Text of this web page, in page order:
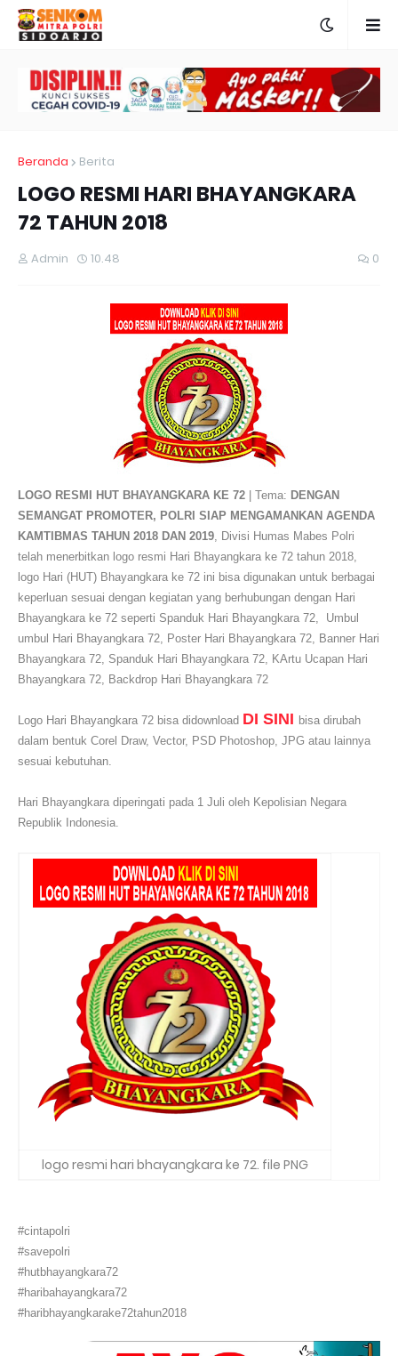
Beranda Berita
LOGO RESMI HARI BHAYANGKARA
72 TAHUN 2018
Admin 10.48 0
LOGO RESMI HUT BHAYANGKARA KE 72 | Tema: DENGAN
SEMANGAT PROMOTE R, POLRI SIAP MENGAMANKAN AGENDA
KAMTIBMAS TAHUN 2018 DAN 2019, Divisi Humas Mabes Polri
telah menerbitkan logo resmi Hari Bhayangkara ke 72 tahun 2018,
logo Hari (HUT) Bhayangkara ke 72 ini bisa digunakan untuk berbagai
keperluan sesuai dengan kegiatan yang berhubungan dengan Hari
Bhayangkara ke 72 seperti Spanduk Hari Bhayangkara 72, Umbul
umbul Hari Bhayangkara 72, Poster Hari Bhayangkara 72, Banner Hari
Bhayangkara 72, Spanduk Hari Bhayangkara 72, KArtu Ucapan Hari
Bhayangkara 72, Backdrop Hari Bhayangkara 72
Logo Hari Bhayangkara 72 bisa didownload DI SINI bisa dirubah
dalam bentuk Corel Draw, Vector, PSD Photoshop, JPG atau lainnya
sesuai kebutuhan.
Hari Bhayangkara diperingati pada 1 Juli oleh Kepolisian Negara
Republik Indonesia.
logo resmi hari bhayangkara ke 72. file PNG
#cintapolri
#savepolri
#hutbhayangkara72
#haribahayangkara72
#haribhayangkarake72tahun2018